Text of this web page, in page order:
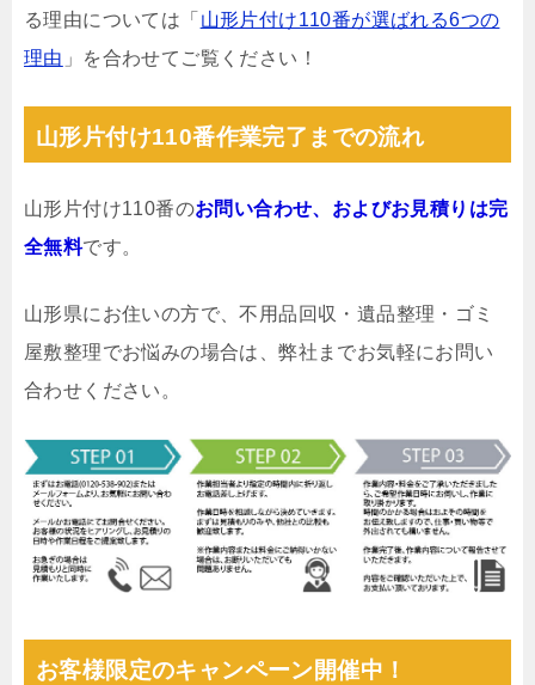
る理由については「 山形片付け110番が選ばれる6つの
理由 」を合わせてご覧ください！
山形片付け110番作業完了までの流れ
山形片付け110番のお問い合わせ、およびお見積りは完
全無料です。
山形県にお住いの方で、不用品回収・遺品整理・ゴミ
屋敷整理でお悩みの場合は、弊社までお気軽にお問い
合わせください。
お客様限定のキャンペーン開催中！